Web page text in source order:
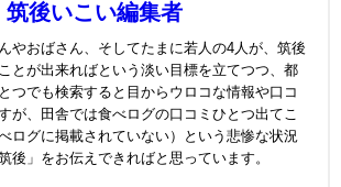
筑後いこい編集者
やおばさん、そしてたまに若人の4人が、筑後
とが出来ればという淡い目標を立てつつ、都
つでも検索すると目からウロコな情報や口コ
が、田舎では食べログの口コミひとつ出てこ
ログに掲載されていない）という悲惨な状況
後」をお伝えできればと思っています。